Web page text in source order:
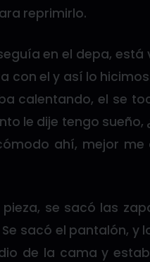
reprimirlo.
en el depa,
con el y así lo
calentando, el se
le dije tengo sueño,
ahí, mejor
se sacó las
sacó el pantalón, y
de la cama y